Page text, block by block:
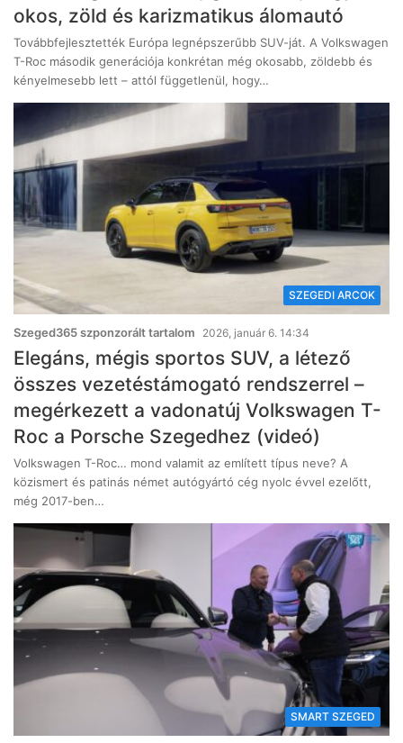
okos, zöld és karizmatikus álomautó
Továbbfejlesztették Európa legnépszerűbb SUV-ját. A Volkswagen
T-Roc második generációja konkrétan még okosabb, zöldebb és
kényelmesebb lett – attól függetlenül, hogy…
SZEGEDI ARCOK
Szeged365 szponzorált tartalom 2026, január 6. 14:34
Elegáns, mégis sportos SUV, a létező
összes vezetéstámogató rendszerrel –
megérkezett a vadonatúj Volkswagen T-
Roc a Porsche Szegedhez (videó)
Volkswagen T-Roc… mond valamit az említett típus neve? A
közismert és patinás német autógyártó cég nyolc évvel ezelőtt,
még 2017-ben…
SMART SZEGED